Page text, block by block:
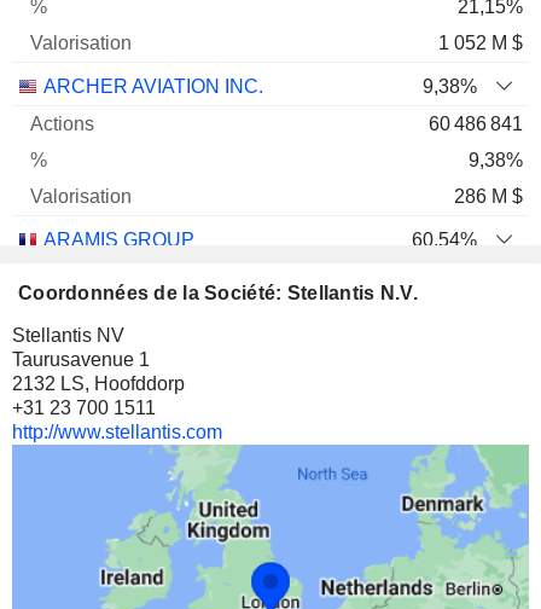
21,15%
1 052 M $
ARCHER AVIATION INC.
9,38%
60 486 841
9,38%
286 M $
ARAMIS GROUP
60,54%
ARAMIS GROUP
9,47%
96 M $
VULCAN ENERGY RESOURCES LIMITED2,59%
11 448 959
Coordonnées de la Société: Stellantis N.V.
Stellantis NV
Taurusavenue 1
2132 LS, Hoofddorp
+31 23 700 1511
http://www.stellantis.com